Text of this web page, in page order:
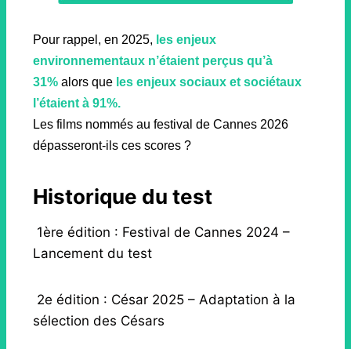
Pour rappel, en 2025, les enjeux
environnementaux n’étaient perçus qu’à
31% alors que les enjeux sociaux et sociétaux
l’étaient à 91%.
Les films nommés au festival de Cannes 2026
dépasseront-ils ces scores ?
Historique du test
1ère édition : Festival de Cannes 2024 –
Lancement du test
2e édition : César 2025 – Adaptation à la
sélection des Césars